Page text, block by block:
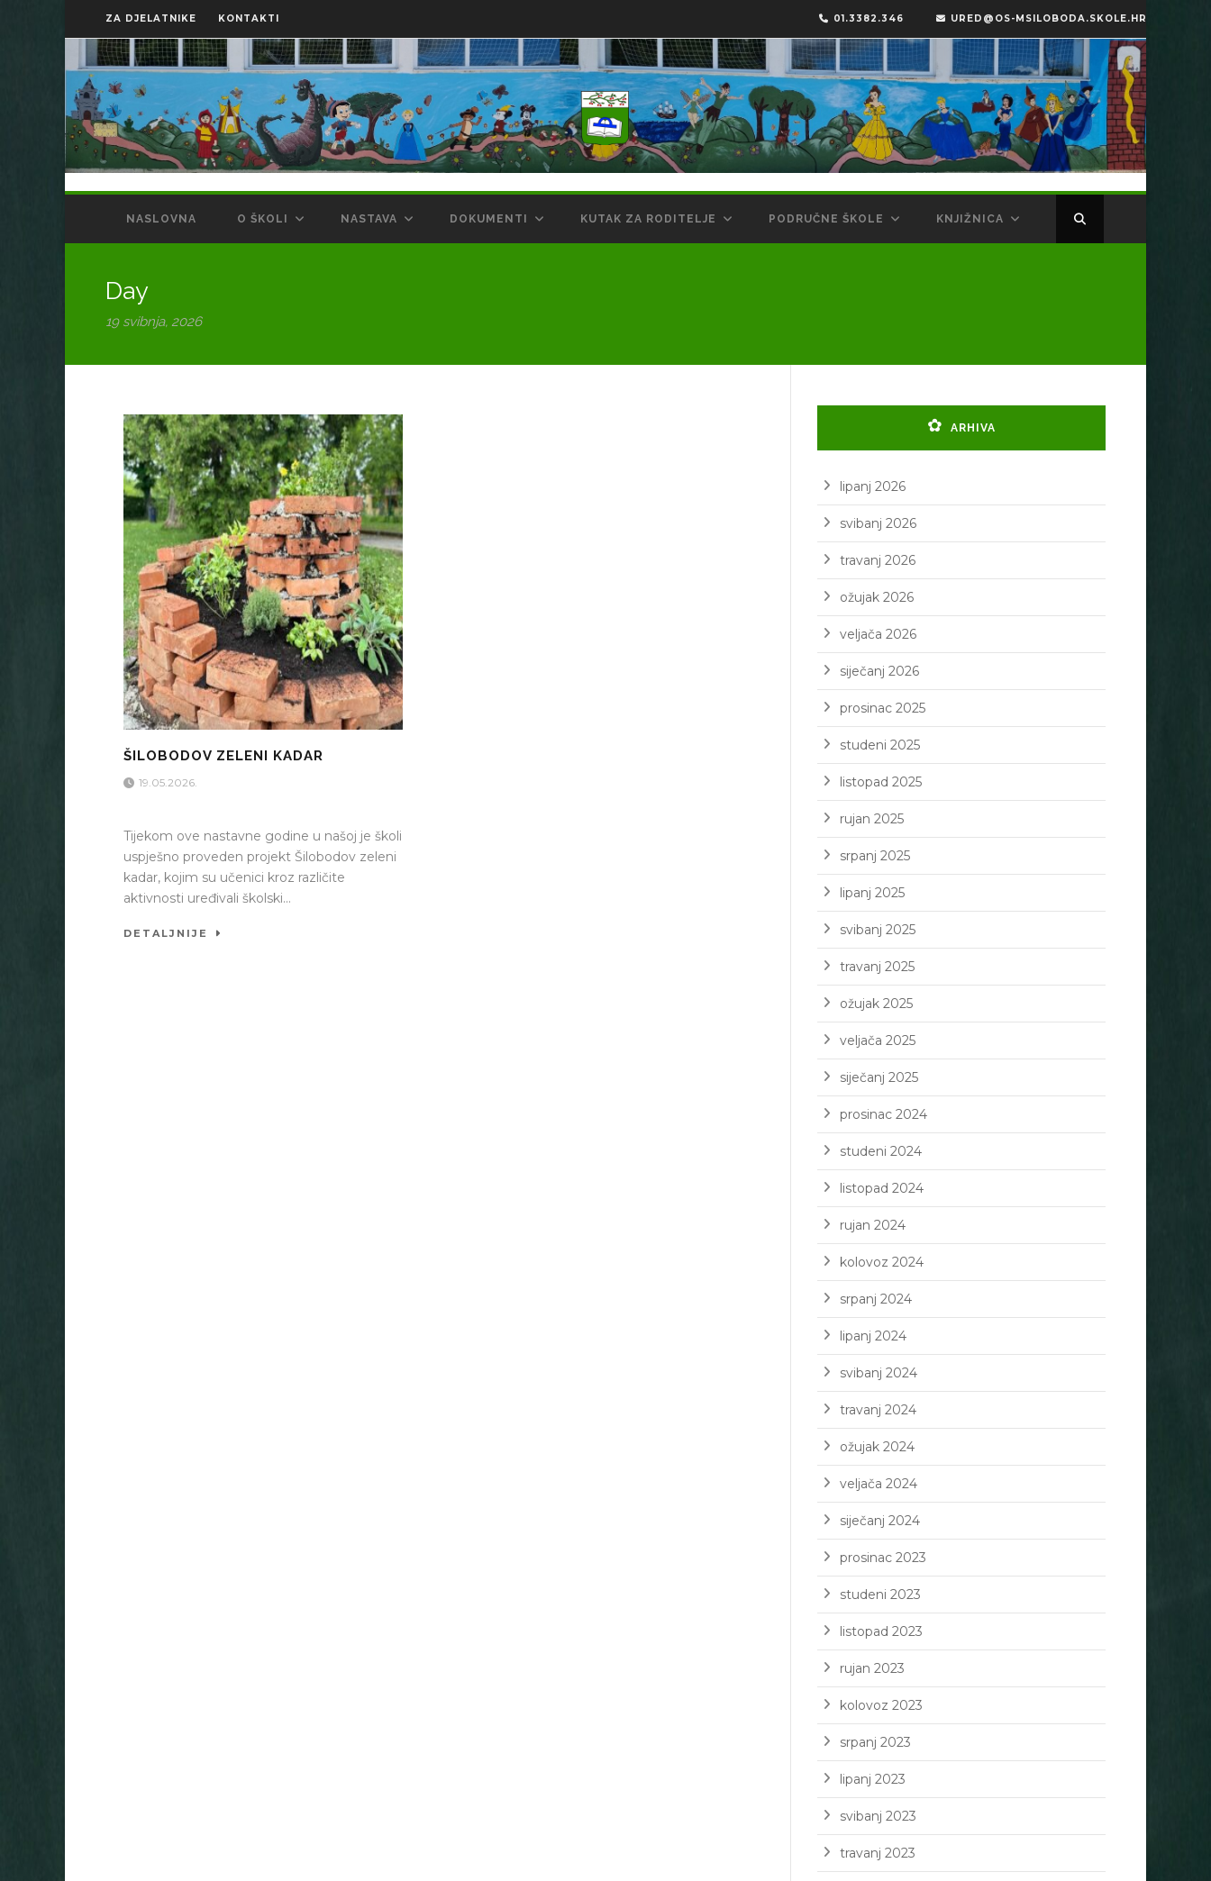
ZA DJELATNIKE KONTAKTI 01.3382.346 URED@OS-MSILOBODA.SKOLE.HR
NASLOVNA O ŠKOLI NASTAVA DOKUMENTI KUTAK ZA RODITELJE PODRUČNE ŠKOLE KNJIŽNICA
Day
19 svibnja, 2026
ŠILOBODOV ZELENI KADAR
19.05.2026.
Tijekom ove nastavne godine u našoj je školi
uspješno proveden projekt Šilobodov zeleni
kadar, kojim su učenici kroz različite
aktivnosti uređivali školski...
DETALJNIJE
ARHIVA
lipanj 2026
svibanj 2026
travanj 2026
ožujak 2026
veljača 2026
siječanj 2026
prosinac 2025
studeni 2025
listopad 2025
rujan 2025
srpanj 2025
lipanj 2025
svibanj 2025
travanj 2025
ožujak 2025
veljača 2025
siječanj 2025
prosinac 2024
studeni 2024
listopad 2024
rujan 2024
kolovoz 2024
srpanj 2024
lipanj 2024
svibanj 2024
travanj 2024
ožujak 2024
veljača 2024
siječanj 2024
prosinac 2023
studeni 2023
listopad 2023
rujan 2023
kolovoz 2023
srpanj 2023
lipanj 2023
svibanj 2023
travanj 2023